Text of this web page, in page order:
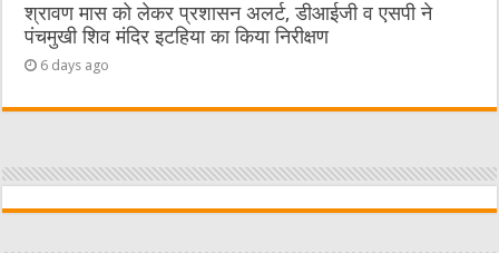
श्रावण मास को लेकर प्रशासन अलर्ट, डीआईजी व एसपी ने
पंचमुखी शिव मंदिर इटहिया का किया निरीक्षण
6 days ago